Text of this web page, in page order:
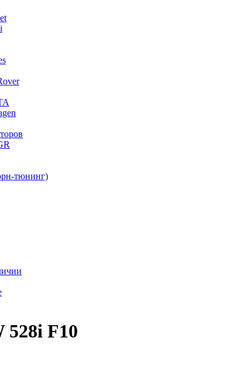
тюнинг)
F10